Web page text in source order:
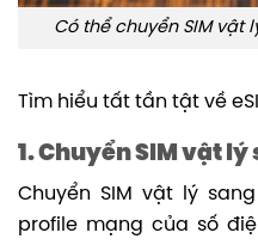
Có thể chuyển SIM vật
Tìm hiểu tất tần tật về
1. Chuyển SIM vật lý
Chuyển SIM vật lý
profile mạng của số